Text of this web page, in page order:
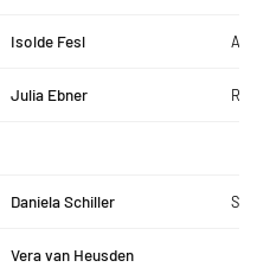
Isolde Fesl
Julia Ebner
Daniela Schiller
Vera van Heusden